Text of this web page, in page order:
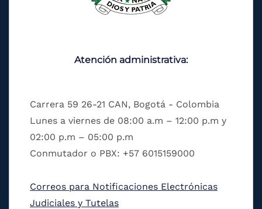
Atención administrativa:
Carrera 59 26-21 CAN, Bogotá - Colombia
Lunes a viernes de 08:00 a.m – 12:00 p.m y
02:00 p.m – 05:00 p.m
Conmutador o PBX: +57 6015159000
Correos para Notificaciones Electrónicas
Judiciales y Tutelas